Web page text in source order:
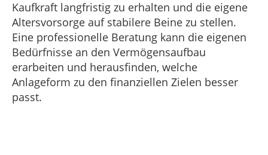
Kaufkraft langfristig zu erhalten und die eigene
Altersvorsorge auf stabilere Beine zu stellen.
Eine professionelle Beratung kann die eigenen
Bedürfnisse an den Vermögensaufbau
erarbeiten und herausfinden, welche
Anlageform zu den finanziellen Zielen besser
passt.